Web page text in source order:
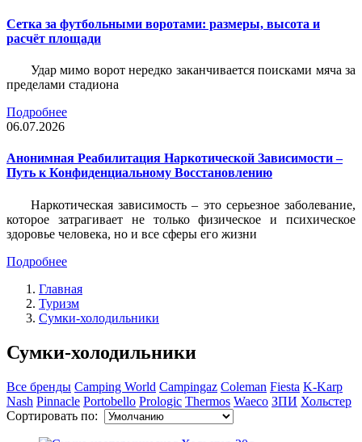
Сетка за футбольными воротами: размеры, высота и
расчёт площади
Удар мимо ворот нередко заканчивается поисками мяча за
пределами стадиона
Подробнее
06.07.2026
Анонимная Реабилитация Наркотической Зависимости –
Путь к Конфиденциальному Восстановлению
Наркотическая зависимость – это серьезное заболевание,
которое затрагивает не только физическое и психическое
здоровье человека, но и все сферы его жизни
Подробнее
Главная
Туризм
Сумки-холодильники
Сумки-холодильники
Все бренды Camping World Campingaz Coleman Fiesta K-Karp
Nash Pinnacle Portobello Prologic Thermos Waeco ЗПИ Хольстер
Сортировать по: